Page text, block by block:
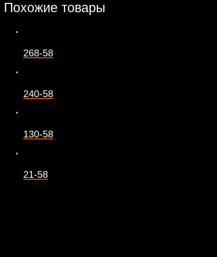
Похожие товары
268-58
240-58
130-58
21-58